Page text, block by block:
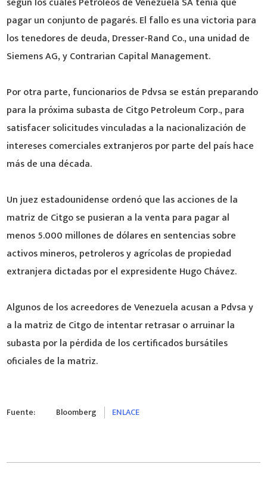
pagar un conjunto de pagarés. El fallo es una victoria para
los tenedores de deuda, Dresser-Rand Co., una unidad de
Siemens AG, y Contrarian Capital Management.
Por otra parte, funcionarios de Pdvsa se están preparando
para la próxima subasta de Citgo Petroleum Corp., para
satisfacer solicitudes vinculadas a la nacionalización de
intereses comerciales extranjeros por parte del país hace
más de una década.
Un juez estadounidense ordenó que las acciones de la
matriz de Citgo se pusieran a la venta para pagar al
menos 5.000 millones de dólares en sentencias sobre
activos mineros, petroleros y agrícolas de propiedad
extranjera dictadas por el expresidente Hugo Chávez.
Algunos de los acreedores de Venezuela acusan a Pdvsa y
a la matriz de Citgo de intentar retrasar o arruinar la
subasta por la pérdida de los certificados bursátiles
oficiales de la matriz.
Fuente: Bloomberg ENLACE